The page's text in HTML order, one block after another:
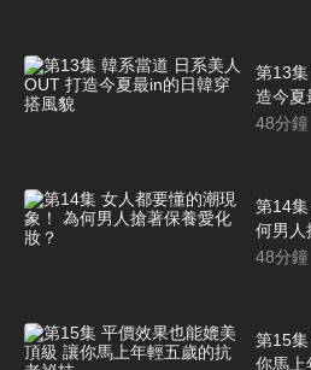
第13
造今夏
48分鐘
第14
何男人
48分鐘
第15
你馬上